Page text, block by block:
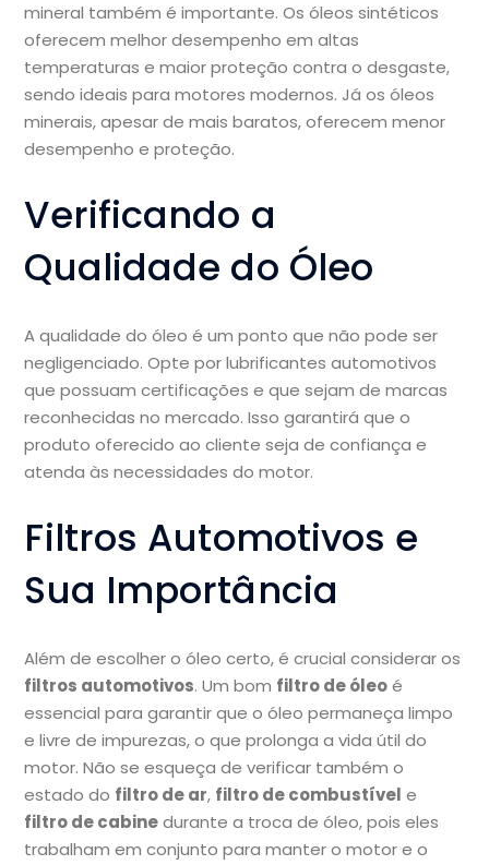
mineral também é importante. Os óleos sintéticos
oferecem melhor desempenho em altas
temperaturas e maior proteção contra o desgaste,
sendo ideais para motores modernos. Já os óleos
minerais, apesar de mais baratos, oferecem menor
desempenho e proteção.
Verificando a
Qualidade do Óleo
A qualidade do óleo é um ponto que não pode ser
negligenciado. Opte por lubrificantes automotivos
que possuam certificações e que sejam de marcas
reconhecidas no mercado. Isso garantirá que o
produto oferecido ao cliente seja de confiança e
atenda às necessidades do motor.
Filtros Automotivos e
Sua Importância
Além de escolher o óleo certo, é crucial considerar os
filtros automotivos. Um bom filtro de óleoé
essencial para garantir que o óleo permaneça limpo
e livre de impurezas, o que prolonga a vida útil do
motor. Não se esqueça de verificar também o
estado do filtro de ar, filtro de combustível e
filtro de cabinedurante a troca de óleo, pois eles
trabalham em conjunto para manter o motor e o